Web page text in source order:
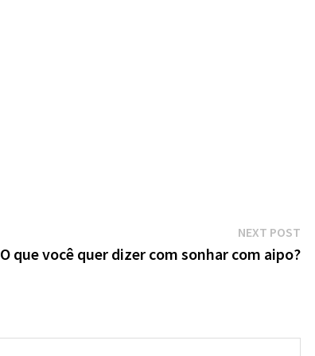
NEXT POST
O que você quer dizer com sonhar com aipo?